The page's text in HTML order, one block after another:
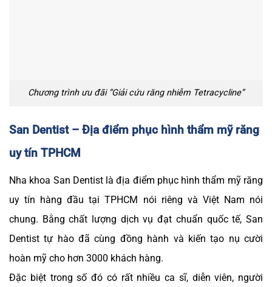
Chương trình ưu đãi “Giải cứu răng nhiễm Tetracycline”
San Dentist – Địa điểm phục hình thẩm mỹ răng
uy tín TPHCM
Nha khoa San Dentist là địa điểm phục hình thẩm mỹ răng
uy tín hàng đầu tại TPHCM nói riêng và Việt Nam nói
chung. Bằng chất lượng dịch vụ đạt chuẩn quốc tế, San
Dentist tự hào đã cùng đồng hành và kiến tạo nụ cười
hoàn mỹ cho hơn 3000 khách hàng.
Đặc biệt trong số đó có rất nhiều ca sĩ, diễn viên, người